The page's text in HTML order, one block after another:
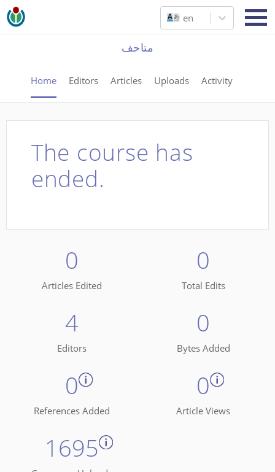
en
متاحف
Home Editors Articles Uploads Activity
The course has
ended.
0
Articles Edited
0
Total Edits
4
Editors
0
Bytes Added
0
References Added
0
Article Views
1695